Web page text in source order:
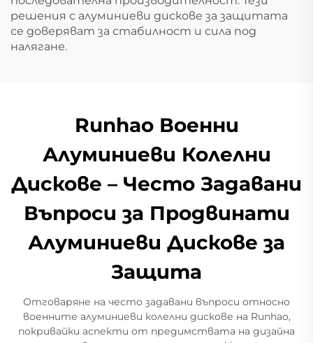
решения с алуминиеви дискове за защитата
се доверяват за стабилност и сила под
налягане.
Runhao Военни
Алуминиеви Колелни
Дискове – Често Задавани
Въпроси за Продвинати
Алуминиеви Дискове за
Защита
Отговаряне на често задавани въпроси относно
военните алуминиеви колелни дискове на Runhao,
покривайки аспекти от предимствата на дизайна